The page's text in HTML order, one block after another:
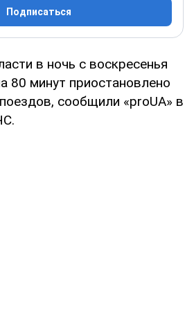
Подписаться
в ночь с воскресенья
80 минут приостановлено
сообщили «proUA» в